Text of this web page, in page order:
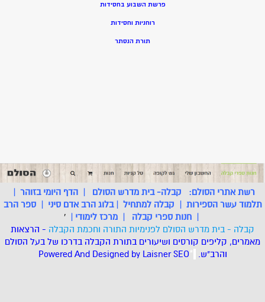
פרשת השבוע בחסידות
רוחניות וחסידות
תורת הנסתר
רשת אתרי הסולם: קבלה- בית מדרש הסולם |הדף היומי בזוהר |
תלמוד עשר הספירות | קבלה למתחיל |בלוג הרב אדם סיני |ספר הרב
| חנות ספרי קבלה | מרכז לימודי |
'
קבלה - בית מדרש הסולם לפנימיות התורה וחכמת הקבלה - הרצאות
מאמרים, קליפים קורסים ושיעורים בתורת הקבלה בדרכו של בעל הסולם
והרב"ש. *
Powered And Designed by LaisnerSEO